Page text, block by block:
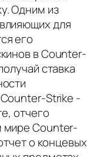
Одним из
для
его
в Counter-
ставка
Strike -
отчего
мире Counter-
о концевых